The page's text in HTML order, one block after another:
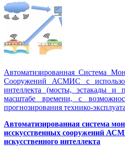
Автоматизированная Система
Сооружений АСМИС с
интеллекта (мосты, эстакады и
масштабе времени, с
прогнозирования технико-
Автоматизированная система
исскусственных сооружений
искусственного интеллекта